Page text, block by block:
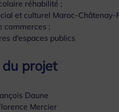
réhabilité ;
et culturel Maroc-Châtenay-
commerces ;
d'espaces publics
projet
Daune
Mercier